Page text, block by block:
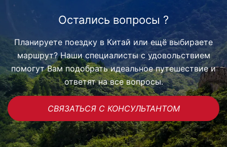
Остались вопросы ?
Планируете поездку в Китай или ещё выбираете
маршрут? Наши специалисты с удовольствием
помогут Вам подобрать идеальное путешествие и
ответят на все вопросы.
СВЯЗАТЬСЯ С КОНСУЛЬТАНТОМ